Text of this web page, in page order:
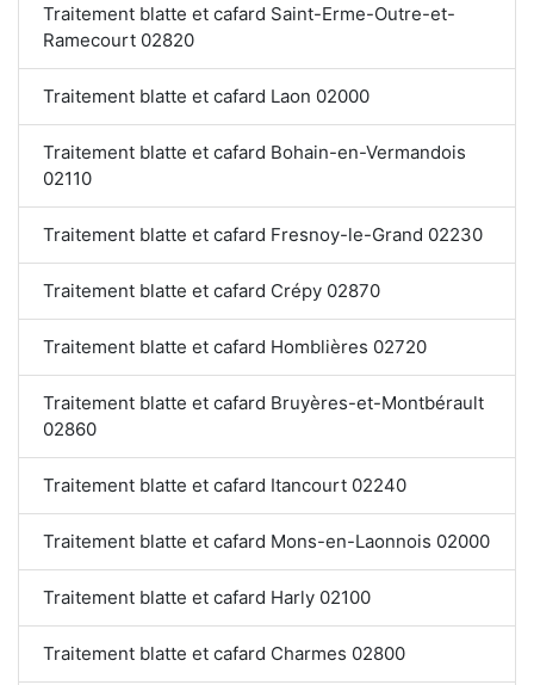
Traitement blatte et cafard Saint-Erme-Outre-et-
Ramecourt 02820
Traitement blatte et cafard Laon 02000
Traitement blatte et cafard Bohain-en-Vermandois
02110
Traitement blatte et cafard Fresnoy-le-Grand 02230
Traitement blatte et cafard Crépy 02870
Traitement blatte et cafard Homblières 02720
Traitement blatte et cafard Bruyères-et-Montbérault
02860
Traitement blatte et cafard Itancourt 02240
Traitement blatte et cafard Mons-en-Laonnois 02000
Traitement blatte et cafard Harly 02100
Traitement blatte et cafard Charmes 02800